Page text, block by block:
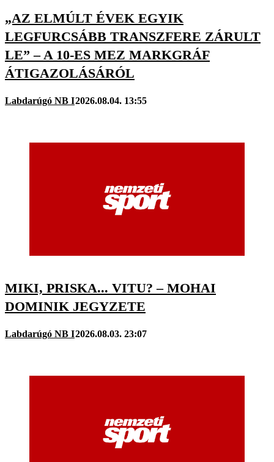
„AZ ELMÚLT ÉVEK EGYIK
LEGFURCSÁBB TRANSZFERE ZÁRULT
LE” – A 10-ES MEZ MARKGRÁF
ÁTIGAZOLÁSÁRÓL
Labdarúgó NB I2026.08.04. 13:55
MIKI, PRISKA... VITU? – MOHAI
DOMINIK JEGYZETE
Labdarúgó NB I2026.08.03. 23:07